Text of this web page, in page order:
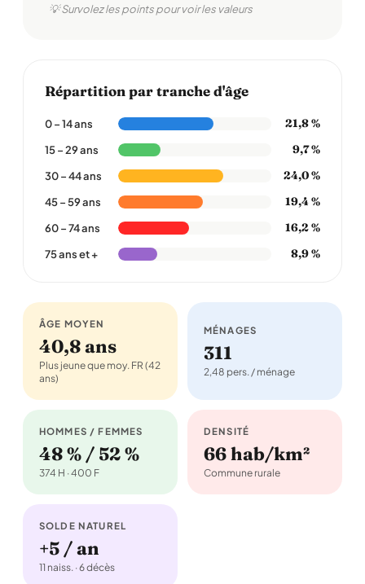
💡 Survolez les points pour voir les valeurs
Répartition par tranche d'âge
0 – 14 ans 21,8 %
15 – 29 ans 9,7 %
30 – 44 ans 24,0 %
45 – 59 ans 19,4 %
60 – 74 ans 16,2 %
75 ans et + 8,9 %
ÂGE MOYEN
40,8 ans
Plus jeune que moy. FR (42
ans)
MÉNAGES
311
2,48 pers. / ménage
HOMMES / FEMMES
48 % / 52 %
374 H · 400 F
DENSITÉ
66 hab/km²
Commune rurale
SOLDE NATUREL
+5 / an
11 naiss. · 6 décès